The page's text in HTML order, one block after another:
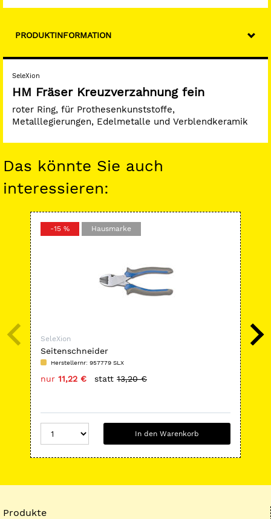
PRODUKTINFORMATION
SeleXion
HM Fräser Kreuzverzahnung fein
roter Ring, für Prothesenkunststoffe,
Metalllegierungen, Edelmetalle und Verblendkeramik
Das könnte Sie auch
interessieren:
-15 % Hausmarke
SeleXion
Seitenschneider
Herstellernr: 957779 SLX
nur 11,22 € statt 13,20 €
In den Warenkorb
Produkte